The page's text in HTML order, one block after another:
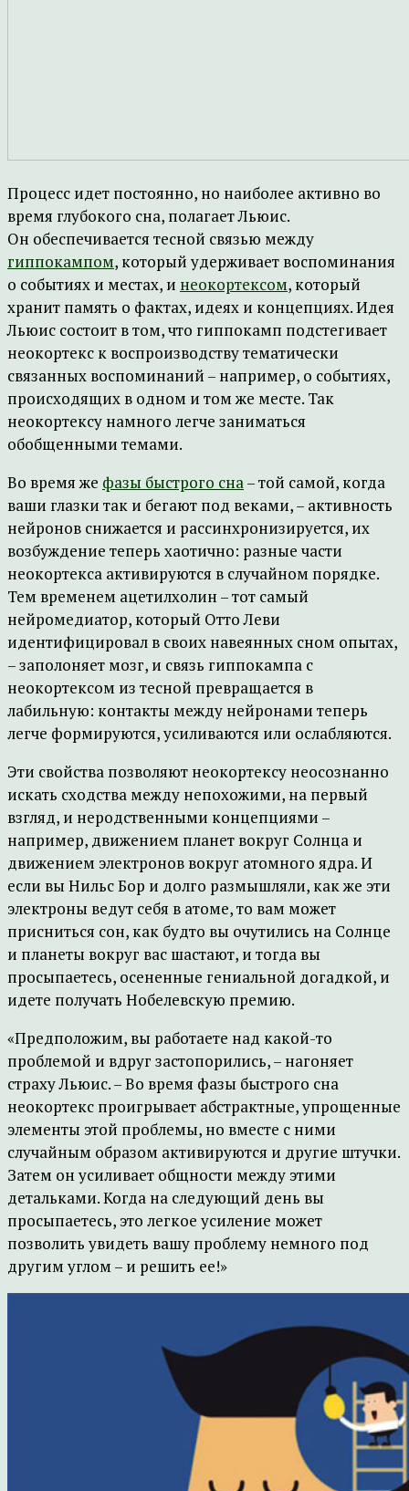
Процесс идет постоянно, но наиболее активно во
время глубокого сна, полагает Льюис.
Он обеспечивается тесной связью между
гиппокампом, который удерживает воспоминания
о событиях и местах, и неокортексом, который
хранит память о фактах, идеях и концепциях. Идея
Льюис состоит в том, что гиппокамп подстегивает
неокортекс к воспроизводству тематически
связанных воспоминаний – например, о событиях,
происходящих в одном и том же месте. Так
неокортексу намного легче заниматься
обобщенными темами.
Во время же фазы быстрого сна– той самой, когда
ваши глазки так и бегают под веками, – активность
нейронов снижается и рассинхронизируется, их
возбуждение теперь хаотично: разные части
неокортекса активируются в случайном порядке.
Тем временем ацетилхолин – тот самый
нейромедиатор, который Отто Леви
идентифицировал в своих навеянных сном опытах,
– заполоняет мозг, и связь гиппокампа с
неокортексом из тесной превращается в
лабильную: контакты между нейронами теперь
легче формируются, усиливаются или ослабляются.
Эти свойства позволяют неокортексу неосознанно
искать сходства между непохожими, на первый
взгляд, и неродственными концепциями –
например, движением планет вокруг Солнца и
движением электронов вокруг атомного ядра. И
если вы Нильс Бор и долго размышляли, как же эти
электроны ведут себя в атоме, то вам может
присниться сон, как будто вы очутились на Солнце
и планеты вокруг вас шастают, и тогда вы
просыпаетесь, осененные гениальной догадкой, и
идете получать Нобелевскую премию.
«Предположим, вы работаете над какой-то
проблемой и вдруг застопорились, – нагоняет
страху Льюис. – Во время фазы быстрого сна
неокортекс проигрывает абстрактные, упрощенные
элементы этой проблемы, но вместе с ними
случайным образом активируются и другие штучки.
Затем он усиливает общности между этими
детальками. Когда на следующий день вы
просыпаетесь, это легкое усиление может
позволить увидеть вашу проблему немного под
другим углом – и решить ее!»